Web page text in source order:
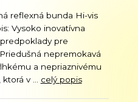
reflexná bunda Hi-vis
Vysoko inovatívna
pre
nepremokavá
a nepriaznivému
v ... celý popis